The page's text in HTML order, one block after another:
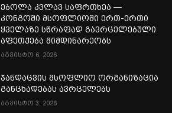
ებოლა კვლავ საფრთხეა —
კონგოში მსოფლიოში ერთ-ერთი
ყველაზე სწრაფად გავრცელებული
აფეთქება მიმდინარეობს
აგვისტო 6, 2026
ჯანდაცვის მსოფლიო ორგანიზაცია
განცხადებას ავრცელებს
აგვისტო 3, 2026